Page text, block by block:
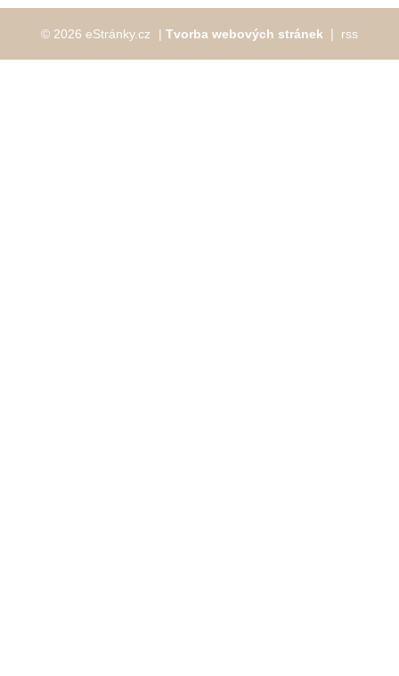
© 2026 eStránky.cz | Tvorba webových stránek rss